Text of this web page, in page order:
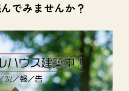
でみませんか？